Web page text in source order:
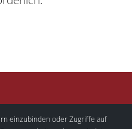
einzubinden oder Zugriffe auf